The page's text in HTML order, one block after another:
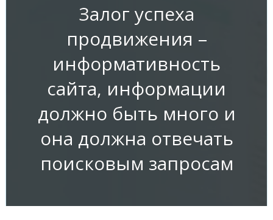
Залог успеха
продвижения –
информативность
сайта, информации
должно быть много и
она должна отвечать
поисковым запросам